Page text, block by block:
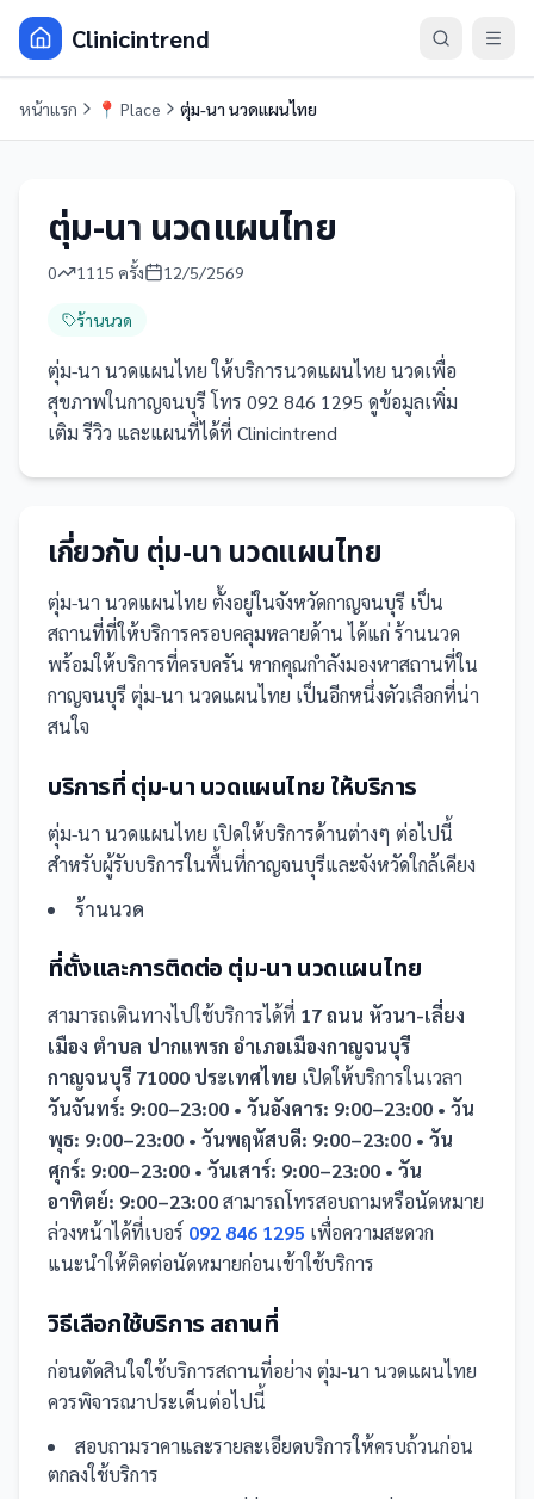
Clinicintrend
หน้าแรก 📍 Place ตุ่ม-นา นวดแผนไทย
ตุ่ม-นา นวดแผนไทย
0 1115 ครั้ง 12/5/2569
ร้านนวด
ตุ่ม-นา นวดแผนไทย ให้บริการนวดแผนไทย นวดเพื่อ
สุขภาพในกาญจนบุรี โทร 092 846 1295 ดูข้อมูลเพิ่ม
เติม รีวิว และแผนที่ได้ที่ Clinicintrend
เกี่ยวกับ ตุ่ม-นา นวดแผนไทย
ตุ่ม-นา นวดแผนไทย ตั้งอยู่ในจังหวัดกาญจนบุรี เป็น
สถานที่ที่ให้บริการครอบคลุมหลายด้าน ได้แก่ ร้านนวด
พร้อมให้บริการที่ครบครัน หากคุณกำลังมองหาสถานที่ใน
กาญจนบุรี ตุ่ม-นา นวดแผนไทย เป็นอีกหนึ่งตัวเลือกที่น่า
สนใจ
บริการที่ ตุ่ม-นา นวดแผนไทย ให้บริการ
ตุ่ม-นา นวดแผนไทย เปิดให้บริการด้านต่างๆ ต่อไปนี้
สำหรับผู้รับบริการในพื้นที่กาญจนบุรีและจังหวัดใกล้เคียง
ร้านนวด
ที่ตั้งและการติดต่อ ตุ่ม-นา นวดแผนไทย
สามารถเดินทางไปใช้บริการได้ที่ 17 ถนน หัวนา-เลี่ยง
เมือง ตำบล ปากแพรก อำเภอเมืองกาญจนบุรี
กาญจนบุรี 71000 ประเทศไทย เปิดให้บริการในเวลา
วันจันทร์: 9:00–23:00 • วันอังคาร: 9:00–23:00 • วัน
พุธ: 9:00–23:00 • วันพฤหัสบดี: 9:00–23:00 • วัน
ศุกร์: 9:00–23:00 • วันเสาร์: 9:00–23:00 • วัน
อาทิตย์: 9:00–23:00สามารถโทรสอบถามหรือนัดหมาย
ล่วงหน้าได้ที่เบอร์ 092 846 1295 เพื่อความสะดวก
แนะนำให้ติดต่อนัดหมายก่อนเข้าใช้บริการ
วิธีเลือกใช้บริการ สถานที่
ก่อนตัดสินใจใช้บริการสถานที่อย่าง ตุ่ม-นา นวดแผนไทย
ควรพิจารณาประเด็นต่อไปนี้
สอบถามราคาและรายละเอียดบริการให้ครบถ้วนก่อน
ตกลงใช้บริการ